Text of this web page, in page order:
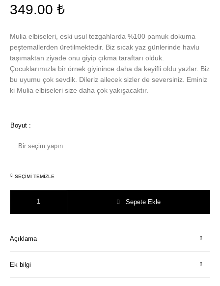
349.00₺
Mulia elbiseleri, eski usul tezgahlarda %100 pamuk dokuma
peştemallerden üretilmektedir. Biz sıcak yaz günlerinde havlu
taşımaktan ziyade onu giyip çıkma taraftarı olduk.
Çocuklarımızla bir örnek giyinince daha da keyifli oldu yazlar. Biz
bu uyumu çok sevdik. Dileriz ailecek sizler de seversiniz. Eminiz
ki Mulia elbiseleri size daha çok yakışacaktır.
Boyut :
SEÇIMI TEMIZLE
Sepete Ekle
Açıklama
Ek bilgi